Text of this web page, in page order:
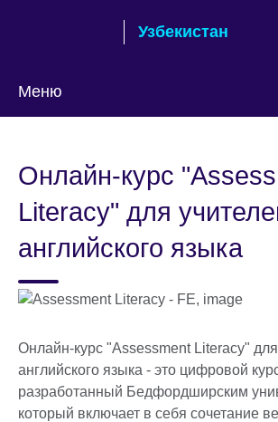
Узбекистан
Меню
language
Онлайн-курс
Literacy" для
английского языка
Онлайн-курс "Assessment Literacy" для
английского языка - это цифровой
разработанный Бедфордширским
который включает в себя сочетание